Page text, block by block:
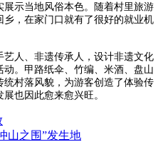
示当地风俗本色。随着村里旅游
，在家门口就有了很好的就业机
人、非遗传承人，设计非遗文化
。甲路纸伞、竹编、米酒、盘山
村落风貌，为游客创造了体验传
也因此愈来愈兴旺。
山之围”发生地